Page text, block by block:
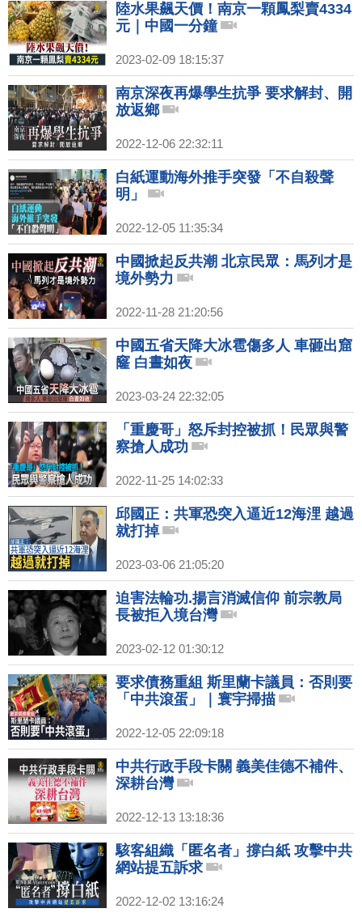
陸水果飆天價！南京一顆鳳梨賣4334
元｜中國一分鐘
2023-02-09 18:15:37
南京深夜再爆學生抗爭 要求解封、開
放返鄉
2022-12-06 22:32:11
白紙運動海外推手突發「不自殺聲
明」
2022-12-05 11:35:34
中國掀起反共潮 北京民眾：馬列才是
境外勢力
2022-11-28 21:20:56
中國五省天降大冰雹傷多人 車砸出窟
窿 白晝如夜
2023-03-24 22:32:05
「重慶哥」怒斥封控被抓！民眾與警
察搶人成功
2022-11-25 14:02:33
邱國正：共軍恐突入逼近12海浬 越過
就打掉
2023-03-06 21:05:20
迫害法輪功.揚言消滅信仰 前宗教局
長被拒入境台灣
2023-02-12 01:30:12
要求債務重組 斯里蘭卡議員：否則要
「中共滾蛋」｜寰宇掃描
2022-12-05 22:09:18
中共行政手段卡關 義美佳德不補件、
深耕台灣
2022-12-13 13:18:36
駭客組織「匿名者」撐白紙 攻擊中共
網站提五訴求
2022-12-02 13:16:24